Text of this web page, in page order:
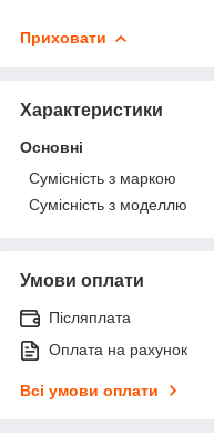
Приховати
Характеристики
Основні
Сумісність з маркою
Сумісність з моделлю
Умови оплати
Післяплата
Оплата на рахунок
Всі умови оплати